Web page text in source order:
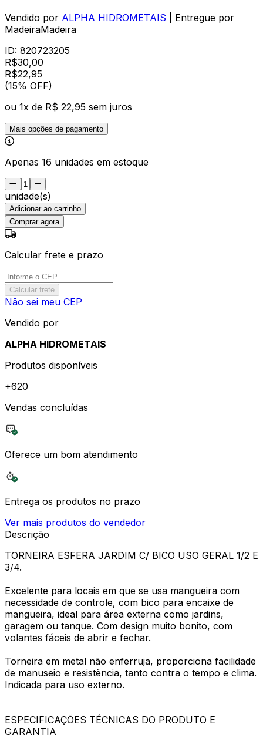
Vendido por ALPHA HIDROMETAIS
| Entregue por
MadeiraMadeira
ID: 820723205
R$30,00
R$22,95
(15% OFF)
ou 1x de R$ 22,95 sem juros
Mais opções de pagamento
Apenas 16 unidades em estoque
unidade(s)
Adicionar ao carrinho
Comprar agora
Calcular frete e prazo
Calcular frete
Não sei meu CEP
Vendido por
ALPHA HIDROMETAIS
Produtos disponíveis
+620
Vendas concluídas
Oferece um bom atendimento
Entrega os produtos no prazo
Ver mais produtos do vendedor
Descrição
TORNEIRA ESFERA JARDIM C/ BICO USO GERAL 1/2 E
3/4.
Excelente para locais em que se usa mangueira com
necessidade de controle, com bico para encaixe de
mangueira, ideal para área externa como jardins,
garagem ou tanque. Com design muito bonito, com
volantes fáceis de abrir e fechar.
Torneira em metal não enferruja, proporciona facilidade
de manuseio e resistência, tanto contra o tempo e clima.
Indicada para uso externo.
ESPECIFICAÇÕES TÉCNICAS DO PRODUTO E
GARANTIA